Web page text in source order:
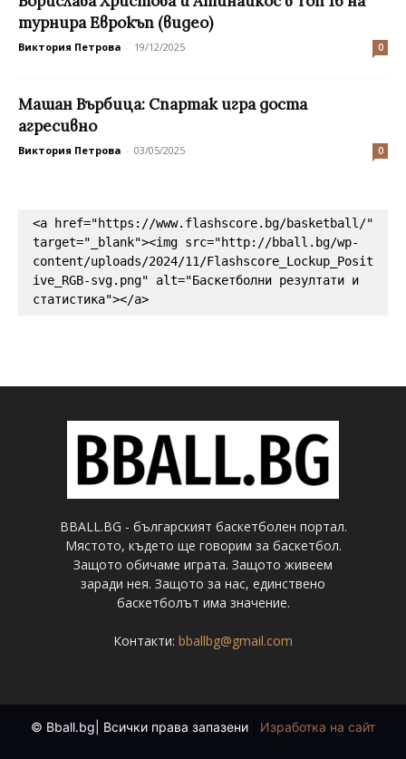
турнира Еврокъп (видео)
Виктория Петрова - 19/12/2025 0
Машан Върбица: Спартак игра доста
агресивно
Виктория Петрова - 03/05/2025 0
<a href="https://www.flashscore.bg/basketball/"
target="_blank"><img src="http://bball.bg/wp-
content/uploads/2024/11/Flashscore_Lockup_Posit
ive_RGB-svg.png" alt="Баскетболни резултати и
статистика"></a>
BBALL.BG - българският баскетболен портал.
Мястото, където ще говорим за баскетбол.
Защото обичаме играта. Защото живеем
заради нея. Защото за нас, единствено
баскетболът има значение.
Контакти: bballbg@gmail.com
© Bball.bg| Всички права запазени Изработка на сайт